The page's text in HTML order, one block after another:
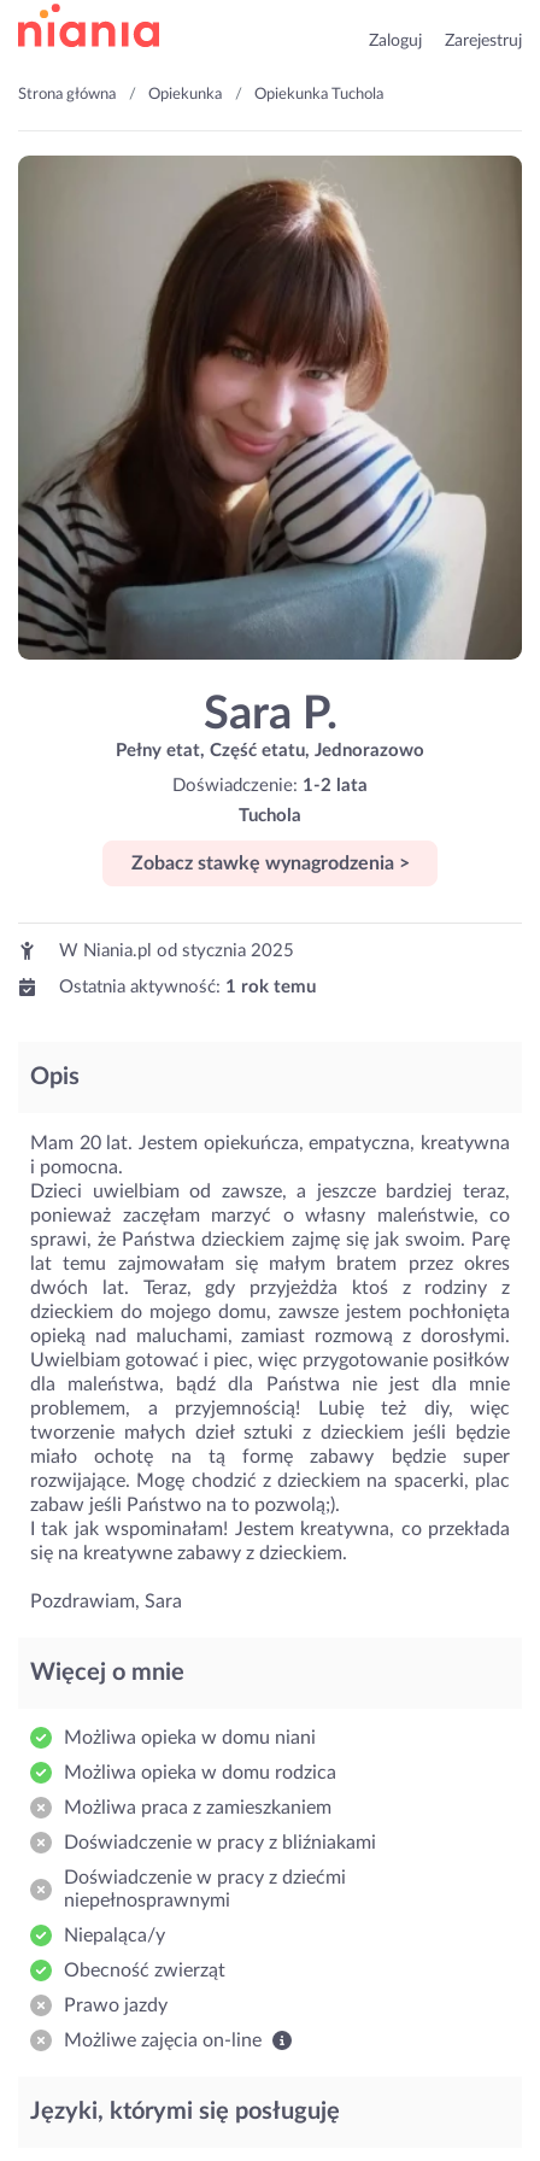
Zaloguj Zarejestruj
Strona główna Opiekunka Opiekunka Tuchola
Sara P.
Pełny etat, Część etatu, Jednorazowo
Doświadczenie: 1-2 lata
Tuchola
Zobacz stawkę wynagrodzenia >
W Niania.pl od stycznia 2025
Ostatnia aktywność: 1 rok temu
Opis
Mam 20 lat. Jestem opiekuńcza, empatyczna, kreatywna
i pomocna.
Dzieci uwielbiam od zawsze, a jeszcze bardziej teraz,
ponieważ zaczęłam marzyć o własny maleństwie, co
sprawi, że Państwa dzieckiem zajmę się jak swoim. Parę
lat temu zajmowałam się małym bratem przez okres
dwóch lat. Teraz, gdy przyjeżdża ktoś z rodziny z
dzieckiem do mojego domu, zawsze jestem pochłonięta
opieką nad maluchami, zamiast rozmową z dorosłymi.
Uwielbiam gotować i piec, więc przygotowanie posiłków
dla maleństwa, bądź dla Państwa nie jest dla mnie
problemem, a przyjemnością! Lubię też diy, więc
tworzenie małych dzieł sztuki z dzieckiem jeśli będzie
miało ochotę na tą formę zabawy będzie super
rozwijające. Mogę chodzić z dzieckiem na spacerki, plac
zabaw jeśli Państwo na to pozwolą;).
I tak jak wspominałam! Jestem kreatywna, co przekłada
się na kreatywne zabawy z dzieckiem.
Pozdrawiam, Sara
Więcej o mnie
Możliwa opieka w domu niani
Możliwa opieka w domu rodzica
Możliwa praca z zamieszkaniem
Doświadczenie w pracy z bliźniakami
Doświadczenie w pracy z dziećmi
niepełnosprawnymi
Niepaląca/y
Obecność zwierząt
Prawo jazdy
Możliwe zajęcia on-line
Języki, którymi się posługuję